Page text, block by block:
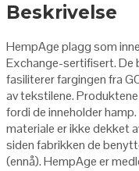
Beskrivelse
HempAge plagg som
Exchange-sertifisert. De
fasiliterer fargingen fra
av tekstilene.
fordi de inneholder
materiale er ikke dekket
siden fabrikken de
(ennå). HempAge er